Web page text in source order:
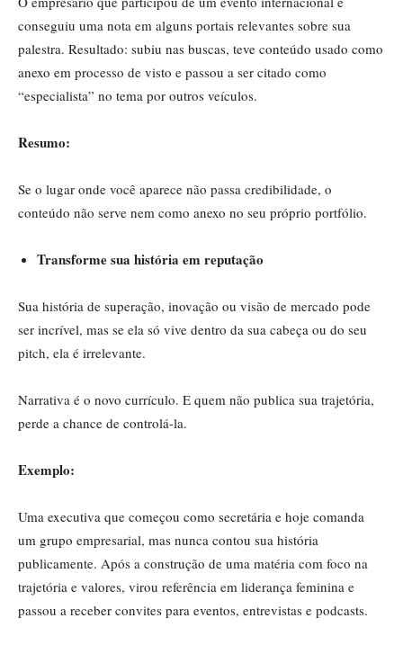
conseguiu uma nota em alguns portais relevantes sobre sua
palestra. Resultado: subiu nas buscas, teve conteúdo usado como
anexo em processo de visto e passou a ser citado como
“especialista” no tema por outros veículos.
Resumo:
Se o lugar onde você aparece não passa credibilidade, o
conteúdo não serve nem como anexo no seu próprio portfólio.
Transforme sua história em reputação
Sua história de superação, inovação ou visão de mercado pode
ser incrível, mas se ela só vive dentro da sua cabeça ou do seu
pitch, ela é irrelevante.
Narrativa é o novo currículo. E quem não publica sua trajetória,
perde a chance de controlá-la.
Exemplo:
Uma executiva que começou como secretária e hoje comanda
um grupo empresarial, mas nunca contou sua história
publicamente. Após a construção de uma matéria com foco na
trajetória e valores, virou referência em liderança feminina e
passou a receber convites para eventos, entrevistas e podcasts.